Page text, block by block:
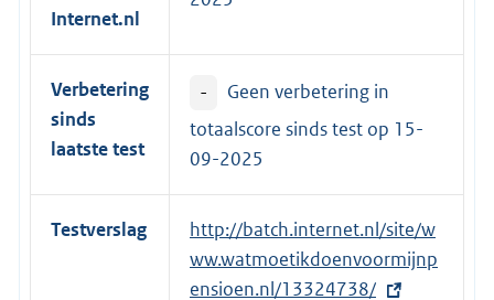
Internet.nl
Verbetering
sinds
laatste test
-
Geen verbetering in
totaalscore sinds test op 15-
09-2025
Testverslag
E
x
t
http://batch.internet.nl/site/w
ww.watmoetikdoenvoormijnp
ensioen.nl/13324738/